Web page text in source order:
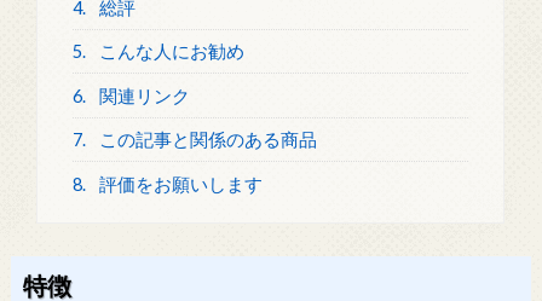
4. 総評
5. こんな人にお勧め
6. 関連リンク
7. この記事と関係のある商品
8. 評価をお願いします
特徴